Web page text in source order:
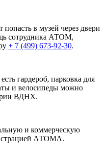
в музей через двери
сотрудника АТОМ,
+ 7 (499) 673-92-30.
гардероб, парковка для
и велосипеды можно
ВДНХ.
и коммерческую
АТОМА.